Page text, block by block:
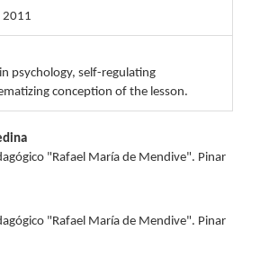
2011
psychology, self-regulating
conception of the lesson.
"Rafael María de Mendive". Pinar
"Rafael María de Mendive". Pinar